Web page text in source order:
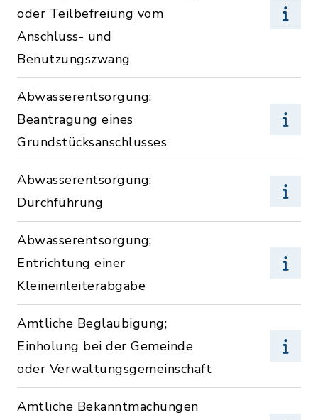
oder Teilbefreiung vom
Anschluss- und
Benutzungszwang
Abwasserentsorgung;
Beantragung eines
Grundstücksanschlusses
Abwasserentsorgung;
Durchführung
Abwasserentsorgung;
Entrichtung einer
Kleineinleiterabgabe
Amtliche Beglaubigung;
Einholung bei der Gemeinde
oder Verwaltungsgemeinschaft
Amtliche Bekanntmachungen